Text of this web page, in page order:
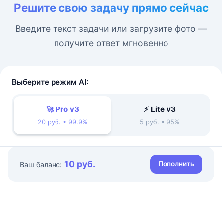
Решите свою задачу прямо сейчас
Введите текст задачи или загрузите фото —
получите ответ мгновенно
Выберите режим AI:
🚀 Pro v3
20 руб. • 99.9%
⚡ Lite v3
5 руб. • 95%
Ваш баланс: 10 руб. Пополнить